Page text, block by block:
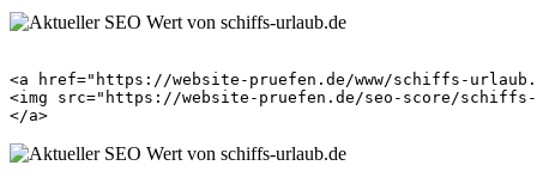
<a href="https://website-pruefen.de/www/schiffs-
<img src="https://website-pruefen.de/seo-score/